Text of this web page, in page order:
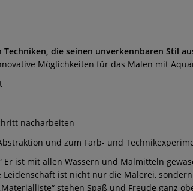
die seinen unverkennbaren Stil
Möglichkeiten für das Malen mit
nacharbeiten
und zum Farb- und
ist mit allen Wassern und Malmitteln
ist nicht nur die Malerei,
stehen Spaß und Freude ganz